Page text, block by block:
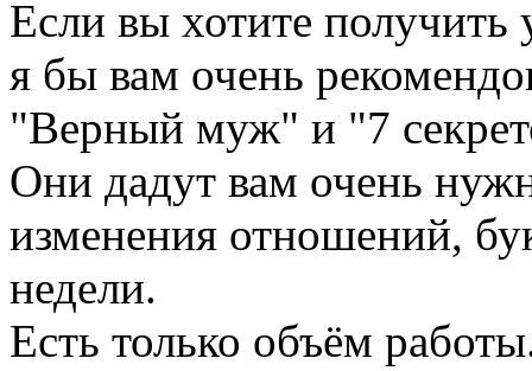
Если вы хотите получить
я бы вам очень
"Верный муж" и "7
Они дадут вам очень
изменения отношений,
недели.
Есть только объём